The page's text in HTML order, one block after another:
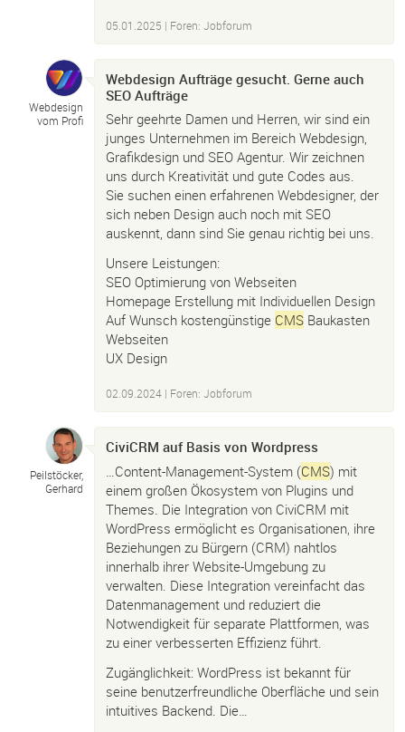
05.01.2025 | Foren: Jobforum
Webdesign
vom Profi
Webdesign Aufträge gesucht. Gerne auch
SEO Aufträge
Sehr geehrte Damen und Herren, wir sind ein
junges Unternehmen im Bereich Webdesign,
Grafikdesign und SEO Agentur. Wir zeichnen
uns durch Kreativität und gute Codes aus.
Sie suchen einen erfahrenen Webdesigner, der
sich neben Design auch noch mit SEO
auskennt, dann sind Sie genau richtig bei uns.
Unsere Leistungen:
SEO Optimierung von Webseiten
Homepage Erstellung mit Individuellen Design
Auf Wunsch kostengünstige CMS Baukasten
Webseiten
UX Design
02.09.2024 | Foren: Jobforum
Peilstöcker,
Gerhard
CiviCRM auf Basis von Wordpress
…Content-Management-System (CMS) mit
einem großen Ökosystem von Plugins und
Themes. Die Integration von CiviCRM mit
WordPress ermöglicht es Organisationen, ihre
Beziehungen zu Bürgern (CRM) nahtlos
innerhalb ihrer Website-Umgebung zu
verwalten. Diese Integration vereinfacht das
Datenmanagement und reduziert die
Notwendigkeit für separate Plattformen, was
zu einer verbesserten Effizienz führt.
Zugänglichkeit: WordPress ist bekannt für
seine benutzerfreundliche Oberfläche und sein
intuitives Backend. Die…